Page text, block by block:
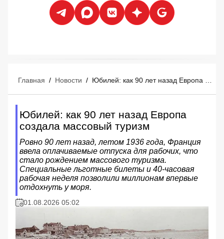
Главная / Новости /
Юбилей: как 90 лет назад Европа
создала массовый туризм
Ровно 90 лет назад, летом 1936 года, Франция
ввела оплачиваемые отпуска для рабочих, что
стало рождением массового туризма.
Специальные льготные билеты и 40-часовая
рабочая неделя позволили миллионам впервые
отдохнуть у моря.
01.08.2026 05:02